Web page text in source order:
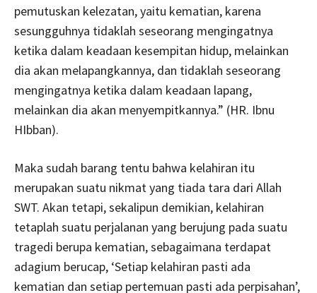
pemutuskan kelezatan, yaitu kematian, karena
sesungguhnya tidaklah seseorang mengingatnya
ketika dalam keadaan kesempitan hidup, melainkan
dia akan melapangkannya, dan tidaklah seseorang
mengingatnya ketika dalam keadaan lapang,
melainkan dia akan menyempitkannya.” (HR. Ibnu
HIbban).
Maka sudah barang tentu bahwa kelahiran itu
merupakan suatu nikmat yang tiada tara dari Allah
SWT. Akan tetapi, sekalipun demikian, kelahiran
tetaplah suatu perjalanan yang berujung pada suatu
tragedi berupa kematian, sebagaimana terdapat
adagium berucap, ‘Setiap kelahiran pasti ada
kematian dan setiap pertemuan pasti ada perpisahan’,